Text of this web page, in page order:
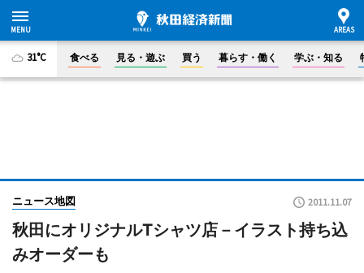
31°C 食べる 見る・遊ぶ 買う 暮らす・働く 学ぶ・知る
ニュース地図 2011.11.07
秋田にオリジナルTシャツ店－イラスト持ち込
みオーダーも